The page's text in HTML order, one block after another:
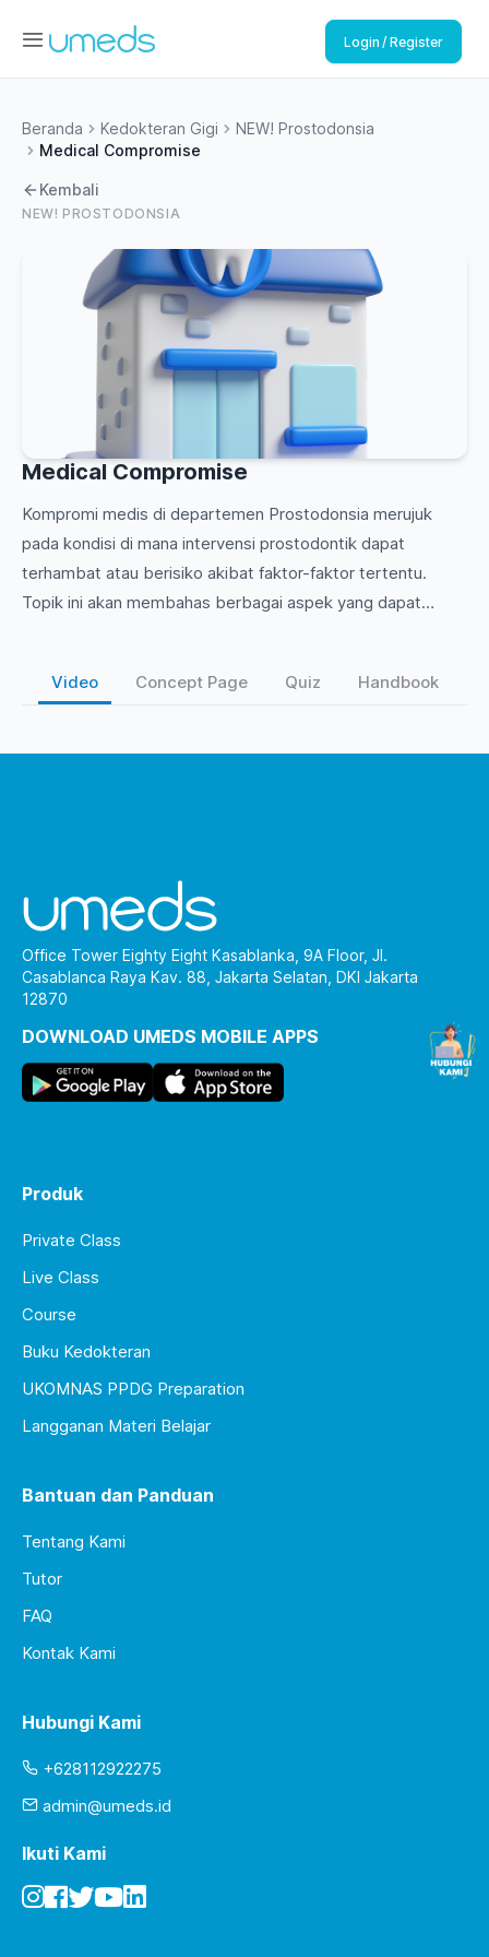
Login / Register
Beranda Kedokteran Gigi
NEW! Prostodonsia
Medical Compromise
NEW! PROSTODONSIA
Kembali
Medical Compromise
Kompromi medis di departemen Prostodonsia merujuk
pada kondisi di mana intervensi prostodontik dapat
terhambat atau berisiko akibat faktor-faktor tertentu.
Topik ini akan membahas berbagai aspek yang dapat
pendekatan untuk pengelolaan yang efektif. Temukan
prostodontik Anda di sini!
Video Concept Page Quiz Handbook
Office Tower Eighty Eight Kasablanka, 9A Floor, Jl.
Casablanca Raya Kav. 88, Jakarta Selatan, DKI Jakarta
12870
DOWNLOAD UMEDS MOBILE APPS
Produk
Private Class
Live Class
Course
Buku Kedokteran
UKOMNAS PPDG Preparation
Langganan Materi Belajar
Bantuan dan Panduan
Tentang Kami
Tutor
FAQ
Kontak Kami
Hubungi Kami
+628112922275
admin@umeds.id
Ikuti Kami